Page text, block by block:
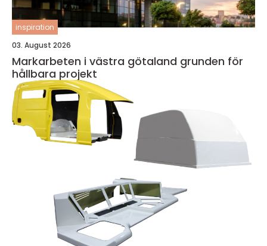
inspiration
03. August 2026
Markarbeten i västra götaland grunden för
hållbara projekt